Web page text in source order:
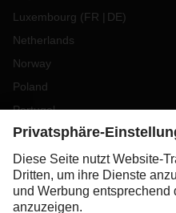
Luxembourg (FR DE)
Netherlands
Norway
Poland
Portugal
Romania
Slovakia
Spain
Sweden